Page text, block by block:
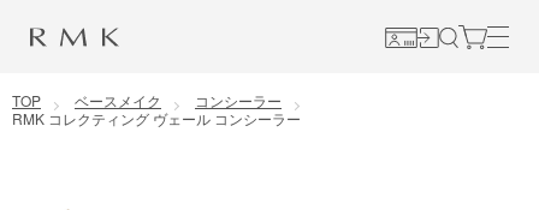
コンテンツに移動
TOP ベースメイク
コンシーラー
RMK コレクティング ヴェール コンシーラー